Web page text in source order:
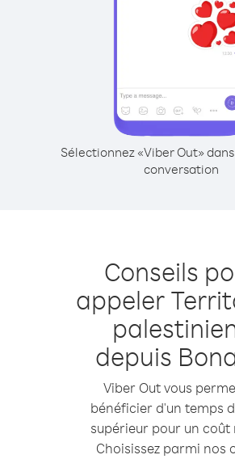
Sélectionnez «Viber Out»
conversation
Conseils
appeler
depuis
Viber Out vous
bénéficier d'un temps
supérieur pour un coût
Choisissez parmi nos